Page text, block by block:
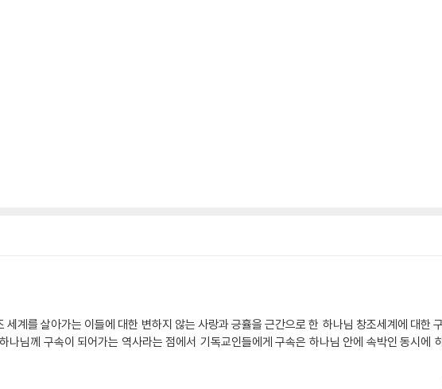
계를 살아가는 이들에 대한 변하지 않는 사랑과 긍휼을 근간으로 한 하나님 창조세계에 대한
나님께 구속이 되어가는 역사라는 점에서 기독교인들에게 구속은 하나님 안에 속박인 동시에